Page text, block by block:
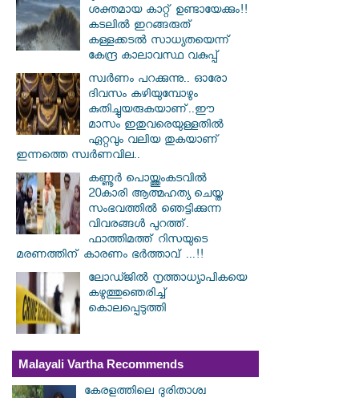
ശക്തമായ കാറ്റ് ഉണ്ടായേക്കും!!
കടലിൽ ഇറങ്ങരുത്
കള്ളക്കടൽ സാധ്യതയെന്ന്
കേന്ദ്ര കാലാവസ്ഥ വകുപ്പ്
സ്വര്‍ണം പറക്കുന്നു.. ഓരോ
ദിവസം കഴിയുമ്പോഴും
കുതിച്ചുയരുകയാണ്..ഈ
മാസം ഇതുവരെയുള്ളതിൽ
ഏറ്റവും വലിയ തുകയാണ്
ഇന്നത്തെ സ്വർണവില..
കണ്ണൂർ പൊയ്ത്തുംകടവിൽ
20കാരി ആത്മഹത്യ ചെയ്ത
സംഭവത്തിൽ ഞെട്ടിക്കുന്ന
വിവരങ്ങൾ പുറത്ത്.
ഫാത്തിമത്ത് റിസയുടെ
മരണത്തിന് കാരണം ഭർത്താവ് ...!!
ലോഡ്ജില്‍ നൃത്താധ്യാപികയെ
കഴുത്തുഞെരിച്ച്
കൊലപ്പെടുത്തി
Malayali Vartha Recommends
കേരളത്തിലെ ദുരിതാശ്വ